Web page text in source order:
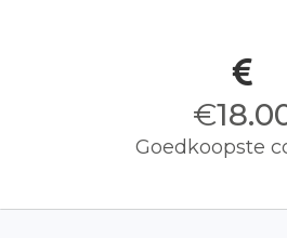
€
Goedkoopste